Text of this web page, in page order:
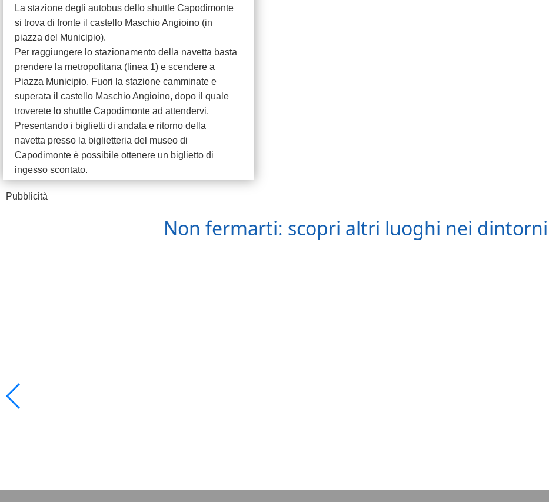
La stazione degli autobus dello shuttle Capodimonte
si trova di fronte il castello Maschio Angioino (in
piazza del Municipio).
Per raggiungere lo stazionamento della navetta basta
prendere la metropolitana (linea 1) e scendere a
Piazza Municipio. Fuori la stazione camminate e
superata il castello Maschio Angioino, dopo il quale
troverete lo shuttle Capodimonte ad attendervi.
Presentando i biglietti di andata e ritorno della
navetta presso la biglietteria del museo di
Capodimonte è possibile ottenere un biglietto di
ingesso scontato.
Pubblicità
Non fermarti: scopri altri luoghi nei